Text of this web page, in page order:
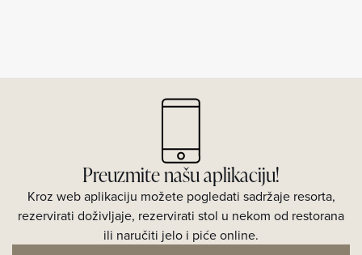
Preuzmite našu aplikaciju!
Kroz web aplikaciju možete pogledati sadržaje resorta,
rezervirati doživljaje, rezervirati stol u nekom od restorana
ili naručiti jelo i piće online.